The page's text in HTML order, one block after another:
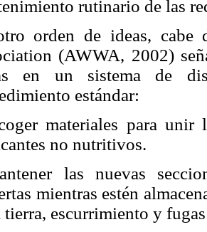
rutinario de las
orden de ideas, cabe
(AWWA, 2002)
en un sistema de
estándar:
materiales para unir
no nutritivos.
las nuevas
mientras estén
tierra, escurrimiento y